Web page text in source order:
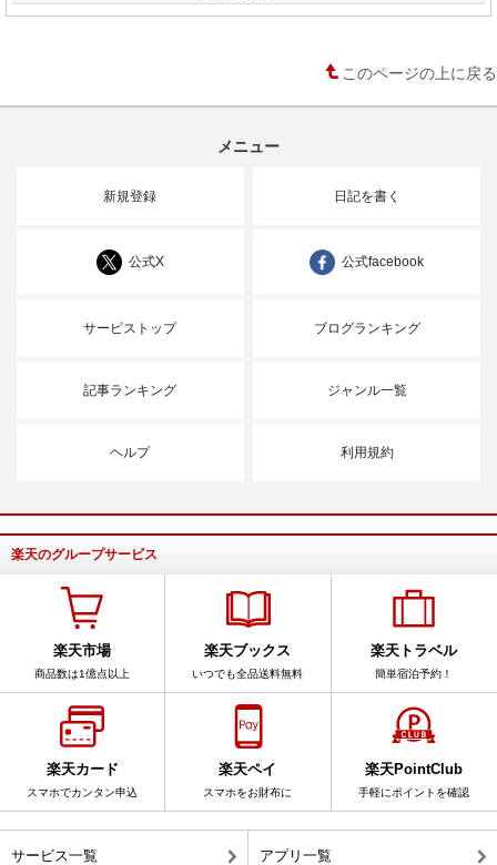
このページの上に戻る
メニュー
新規登録 日記を書く
公式X 公式facebook
サービストップ ブログランキング
記事ランキング ジャンル一覧
ヘルプ 利用規約
楽天のグループサービス
楽天市場
商品数は1億点以上
楽天ブックス
いつでも全品送料無料
楽天トラベル
簡単宿泊予約！
楽天カード
スマホでカンタン申込
楽天ペイ
スマホをお財布に
楽天PointClub
手軽にポイントを確認
サービス一覧 アプリ一覧